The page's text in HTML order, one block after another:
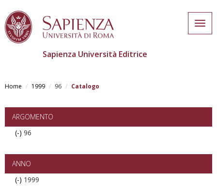
main
Sapienza Università Editrice
Home 1999 96 Catalogo
ARGOMENTO
(-) Remove
filter
96
ANNO
(-) Remove
1999